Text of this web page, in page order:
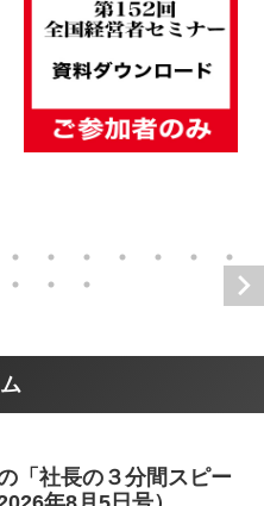
「社長の３分間スピー